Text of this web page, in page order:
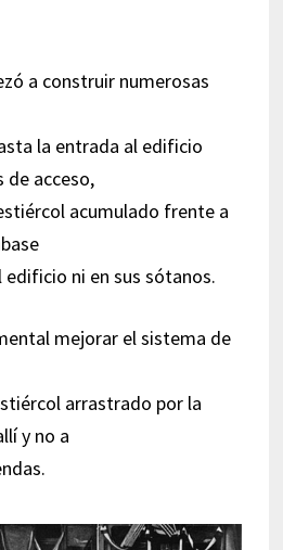
a construir numerosas
la entrada al edificio
de acceso,
acumulado frente a
ni en sus sótanos.
mejorar el sistema de
arrastrado por la
y no a